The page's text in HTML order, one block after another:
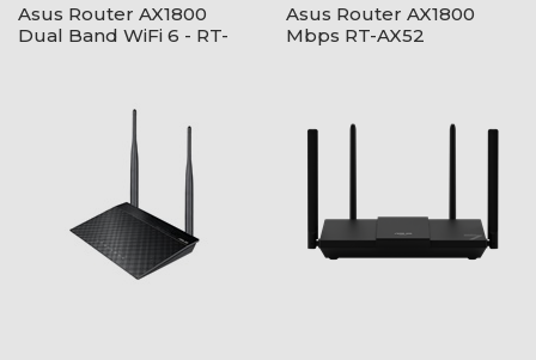
Asus Router AX1800
Dual Band WiFi 6 - RT-
Asus Router AX1800
Mbps RT-AX52